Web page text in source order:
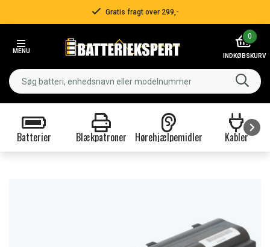
Gratis fragt over 299,-
MENU
0
INDKØBSKURV
Batterier Blækpatroner Hørehjælpemidler Kabler